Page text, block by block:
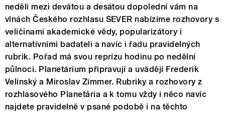
neděli mezi devátou a desátou dopolední vám na
vlnách Českého rozhlasu SEVER nabízíme rozhovory s
veličinami akademické vědy, popularizátory i
alternativními badateli a navíc i řadu pravidelných
rubrik. Pořad má svou reprízu hodinu po nedělní
půlnoci. Planetárium připravují a uvádějí Frederik
Velinský a Miroslav Zimmer. Rubriky a rozhovory z
rozhlasového Planetária a k tomu vždy i něco navíc
najdete pravidelně v psané podobě i na těchto